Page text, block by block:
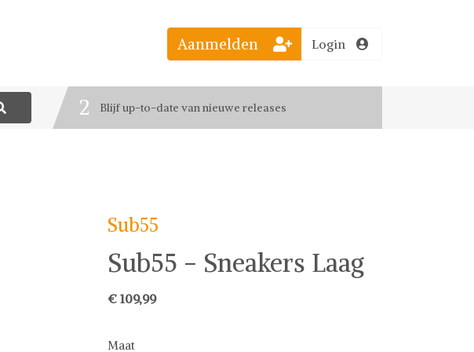
Bestel jouw favoriete looks
2 Blijf up-to-date van nieuwe releases
Aanmelden Login
Sub55
Sub55 - Sneakers Laag
€ 109,99
Maat